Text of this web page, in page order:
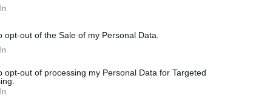
opt-out of the Sale of my Personal Data.
opt-out of processing my Personal Data for Targeted
Ειδήσειςαπό την Ελλάδα και τον Κόσμο, τη
στο